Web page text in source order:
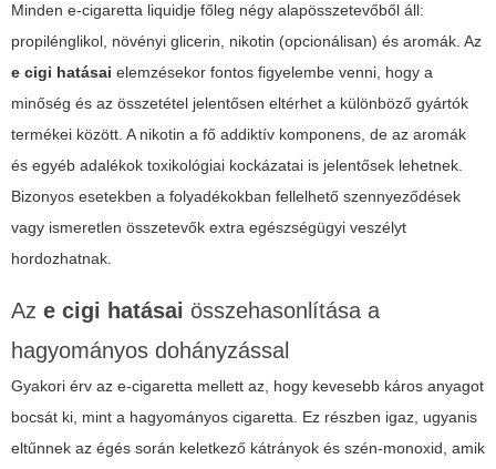
Minden e-cigaretta liquidje főleg négy alapösszetevőből áll:
propilénglikol, növényi glicerin, nikotin (opcionálisan) és aromák. Az
e cigi hatásai elemzésekor fontos figyelembe venni, hogy a
minőség és az összetétel jelentősen eltérhet a különböző gyártók
termékei között. A nikotin a fő addiktív komponens, de az aromák
és egyéb adalékok toxikológiai kockázatai is jelentősek lehetnek.
Bizonyos esetekben a folyadékokban fellelhető szennyeződések
vagy ismeretlen összetevők extra egészségügyi veszélyt
hordozhatnak.
Az e cigi hatásai összehasonlítása a
hagyományos dohányzással
Gyakori érv az e-cigaretta mellett az, hogy kevesebb káros anyagot
bocsát ki, mint a hagyományos cigaretta. Ez részben igaz, ugyanis
eltűnnek az égés során keletkező kátrányok és szén-monoxid, amik